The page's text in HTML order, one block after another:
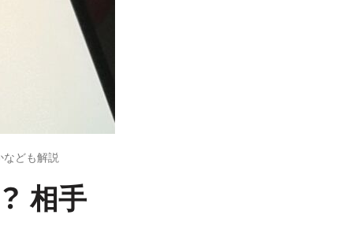
なども解説
相手